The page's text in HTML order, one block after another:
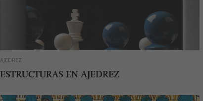
AJEDREZ
ESTRUCTURAS EN AJEDREZ